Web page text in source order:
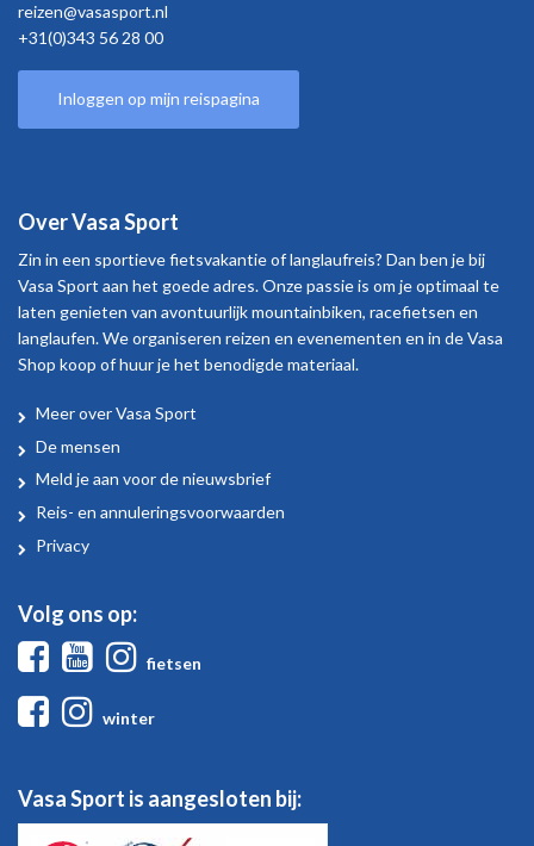
reizen@vasasport.nl
+31(0)343 56 28 00
Inloggen op mijn reispagina
Over Vasa Sport
Zin in een sportieve fietsvakantie of langlaufreis? Dan ben je bij
Vasa Sport aan het goede adres. Onze passie is om je optimaal te
laten genieten van avontuurlijk mountainbiken, racefietsen en
langlaufen. We organiseren reizen en evenementen en in de Vasa
Shop koop of huur je het benodigde materiaal.
Over
Vasa
Sport
Meer over Vasa Sport
De mensen
Meld je aan voor de nieuwsbrief
Reis- en annuleringsvoorwaarden
Privacy
Volg ons op:
FacebookYoutube
fietsen
Facebook
winter
Vasa Sport is aangesloten bij: